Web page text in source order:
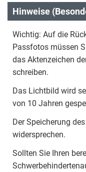
Hinweise
Wichtig: Auf die
Passfotos müssen
das Aktenzeichen
schreiben.
Das Lichtbild wird
von 10 Jahren
Der Speicherung
widersprechen.
Sollten Sie Ihren